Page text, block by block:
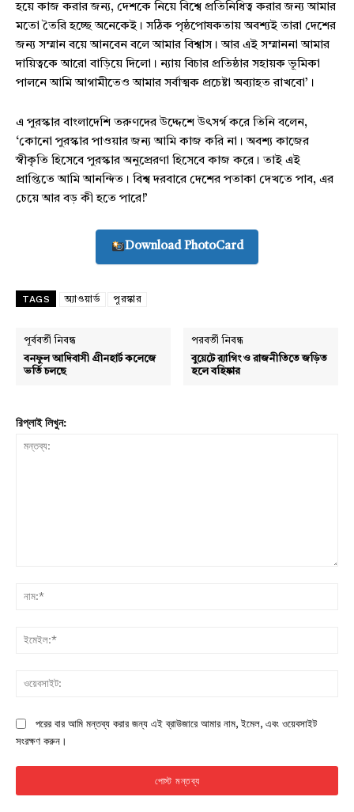
হয়ে কাজ করার জন্য, দেশকে নিয়ে বিশ্বে প্রতিনিধিত্ব করার জন্য আমার
মতো তৈরি হচ্ছে অনেকেই। সঠিক পৃষ্ঠপোষকতায় অবশ্যই তারা দেশের
জন্য সম্মান বয়ে আনবেন বলে আমার বিশ্বাস। আর এই সম্মাননা আমার
দায়িত্বকে আরো বাড়িয়ে দিলো। ন্যায় বিচার প্রতিষ্ঠার সহায়ক ভূমিকা
পালনে আমি আগামীতেও আমার সর্বাত্মক প্রচেষ্টা অব্যাহত রাখবো’।
এ পুরস্কার বাংলাদেশি তরুণদের উদ্দেশে উৎসর্গ করে তিনি বলেন,
‘কোনো পুরস্কার পাওয়ার জন্য আমি কাজ করি না। অবশ্য কাজের
স্বীকৃতি হিসেবে পুরস্কার অনুপ্রেরণা হিসেবে কাজ করে। তাই এই
প্রাপ্তিতে আমি আনন্দিত। বিশ্ব দরবারে দেশের পতাকা দেখতে পাব, এর
চেয়ে আর বড় কী হতে পারে!’
Download PhotoCard
TAGS অ্যাওয়ার্ড পুরস্কার
পূর্ববর্তী নিবন্ধ
বনফুল আদিবাসী গ্রীনহার্ট কলেজে
ভর্তি চলছে
পরবর্তী নিবন্ধ
বুয়েটে র‍্যাগিং ও রাজনীতিতে জড়িত
হলে বহিষ্কার
রিপ্লাই লিখুন:
পরের বার আমি মন্তব্য করার জন্য এই ব্রাউজারে আমার নাম, ইমেল, এবং ওয়েবসাইট
সংরক্ষণ করুন।